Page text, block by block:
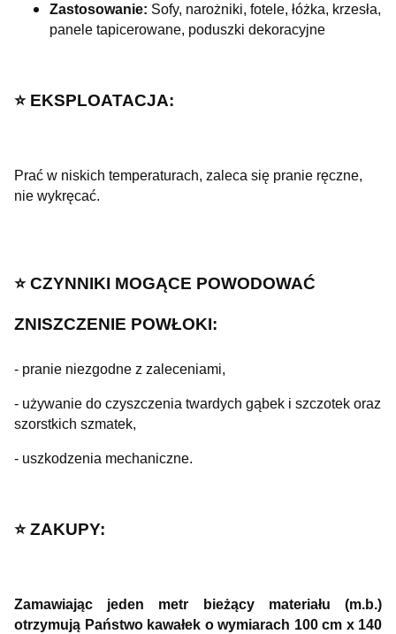
Zastosowanie: Sofy, narożniki, fotele, łóżka, krzesła,
panele tapicerowane, poduszki dekoracyjne
⭐️ EKSPLOATACJA:
Prać w niskich temperaturach, zaleca się pranie ręczne,
nie wykręcać.
⭐️ CZYNNIKI MOGĄCE POWODOWAĆ
ZNISZCZENIE POWŁOKI:
- pranie niezgodne z zaleceniami,
- używanie do czyszczenia twardych gąbek i szczotek oraz
szorstkich szmatek,
- uszkodzenia mechaniczne.
⭐️ ZAKUPY:
Zamawiając jeden metr bieżący materiału (m.b.)
otrzymują Państwo kawałek o wymiarach 100 cm x 140